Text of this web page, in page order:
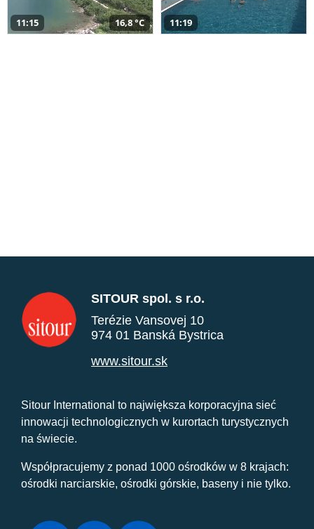
11:15 16,8 °C 11:19
SITOUR spol. s r.o.
Terézie Vansovej 10
974 01 Banská Bystrica
www.sitour.sk
Sitour International to największa korporacyjna sieć
innowacji technologicznych w kurortach turystycznych
na świecie.
Współpracujemy z ponad 1000 ośrodków w 8 krajach:
ośrodki narciarskie, ośrodki górskie, baseny i nie tylko.